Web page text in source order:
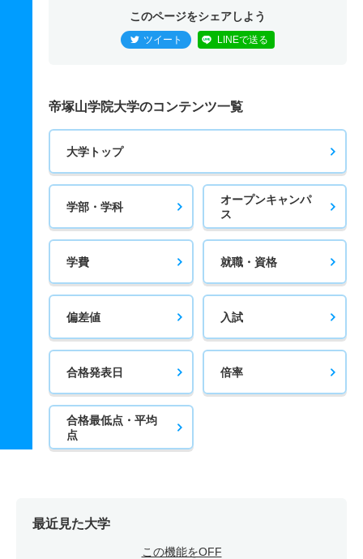
このページをシェアしよう
ツイート LINEで送る
帝塚山学院大学のコンテンツ一覧
大学トップ
学部・学科
オープンキャンパ
ス
学費 就職・資格
偏差値 入試
合格発表日 倍率
合格最低点・平均
点
最近見た大学
この機能をOFF